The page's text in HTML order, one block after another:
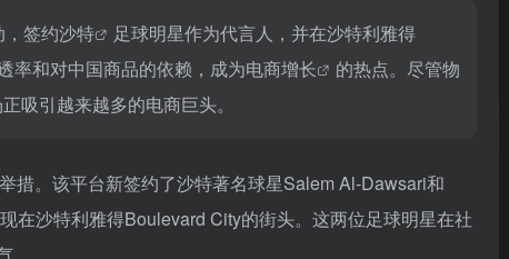
签约沙特
足球明星作为代言人，并在沙特利雅得
率和对中国商品的依赖，成为电商增长
的热点。尽管物
吸引越来越多的电商巨头。
措。该平台新签约了沙特著名球星Salem Al-Dawsari和
在沙特利雅得Boulevard City的街头。这两位足球明星在社